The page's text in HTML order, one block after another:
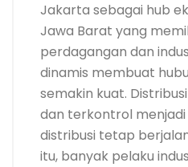
Jakarta sebagai hub
Jawa Barat yang
perdagangan dan
dinamis membuat
semakin kuat.
dan terkontrol
distribusi tetap
itu, banyak pelaku